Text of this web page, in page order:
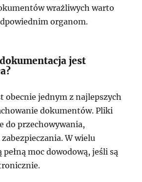
wrażliwych warto
organom.
jest
obecnie jednym z najlepszych
dokumentów. Pliki
do przechowywania,
W wielu
moc dowodową, jeśli są